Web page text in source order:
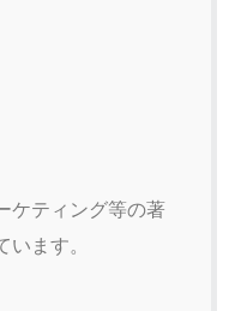
ケティング等の著
ます。